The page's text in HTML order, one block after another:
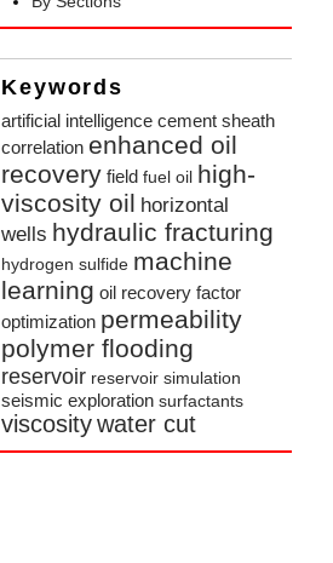
Keywords
artificial intelligence cement sheath
correlation enhanced oil
recovery field fuel oil high-
viscosity oil horizontal
wells hydraulic fracturing
hydrogen sulfide machine
learning oil recovery factor
optimization permeability
polymer flooding
reservoir reservoir simulation
seismic exploration surfactants
viscositywater cut